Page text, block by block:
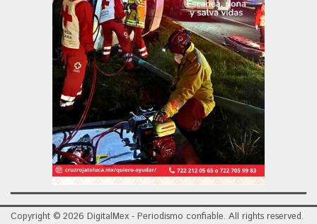
Copyright © 2026 DigitalMex - Periodismo confiable. All rights reserved.